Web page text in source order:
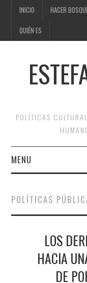
INICIO HACER
QUIÉN ES
POLÍTICAS
MENU
HACER BOSQUE
PRENSA Y
POLÍTICAS
LOS
HACIA
DE